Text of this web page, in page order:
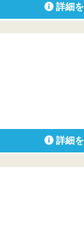
詳細
詳細